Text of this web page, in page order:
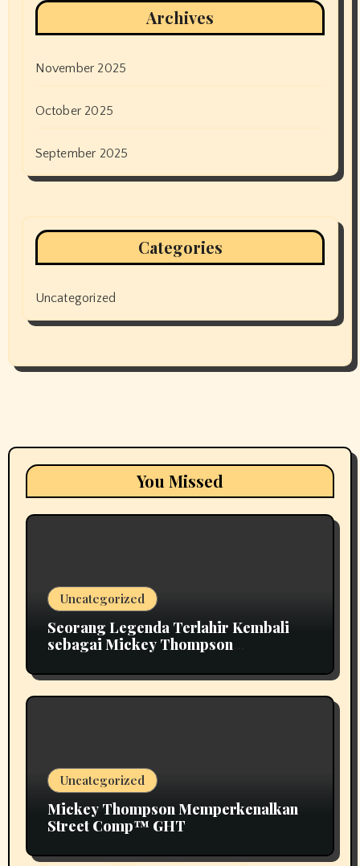
Archives
November 2025
October 2025
September 2025
Categories
Uncategorized
You Missed
Uncategorized
Seorang Legenda Terlahir Kembali
sebagai Mickey Thompson
MT
Uncategorized
Mickey Thompson Memperkenalkan
Street Comp™ GHT